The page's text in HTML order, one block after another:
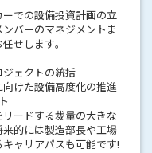
での設備投資計画の立
バーのマネジメントま
せします。
ジェクトの統括
けた設備高度化の推進
ードする裁量の大きな
的には製造部長や工場
ャリアパスも可能です!